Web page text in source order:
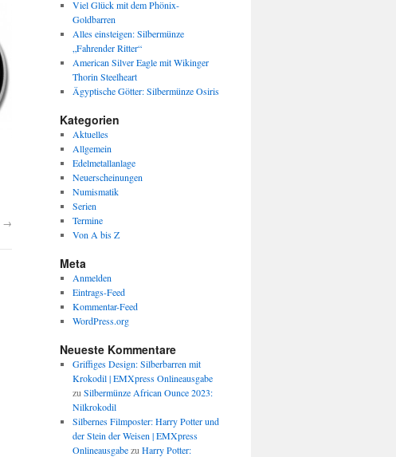
→
Viel Glück mit dem Phönix-
Goldbarren
Alles einsteigen: Silbermünze
„Fahrender Ritter“
American Silver Eagle mit Wikinger
Thorin Steelheart
Ägyptische Götter: Silbermünze Osiris
Kategorien
Aktuelles
Allgemein
Edelmetallanlage
Neuerscheinungen
Numismatik
Serien
Termine
Von A bis Z
Meta
Anmelden
Eintrags-Feed
Kommentar-Feed
WordPress.org
Neueste Kommentare
Griffiges Design: Silberbarren mit
Krokodil | EMXpress Onlineausgabe
zu Silbermünze African Ounce 2023:
Nilkrokodil
Silbernes Filmposter: Harry Potter und
der Stein der Weisen | EMXpress
Onlineausgabezu Harry Potter: